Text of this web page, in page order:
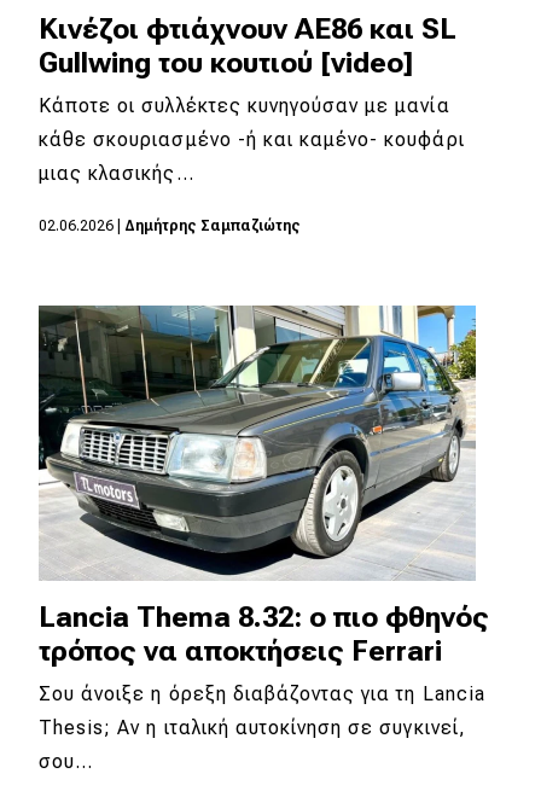
Κινέζοι φτιάχνουν AE86 και SL
Gullwing του κουτιού [video]
Κάποτε οι συλλέκτες κυνηγούσαν με μανία
κάθε σκουριασμένο -ή και καμένο- κουφάρι
μιας κλασικής…
02.06.2026 Δημήτρης Σαμπαζιώτης
Lancia Thema 8.32: ο πιο φθηνός
τρόπος να αποκτήσεις Ferrari
Σου άνοιξε η όρεξη διαβάζοντας για τη Lancia
Thesis; Αν η ιταλική αυτοκίνηση σε συγκινεί,
σου…